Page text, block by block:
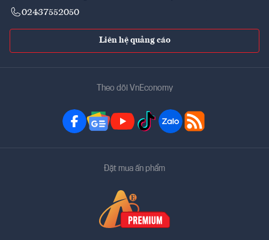
02437552050
Liên hệ quảng cáo
Theo dõi VnEconomy
Đặt mua ấn phẩm